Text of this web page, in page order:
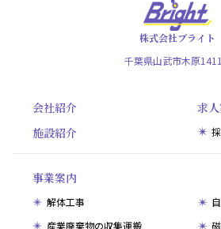
株式会社ブライト
千葉県山武市木原
会社紹介
施設紹介
求
事業案内
解体工事
産業廃棄物の収集運搬